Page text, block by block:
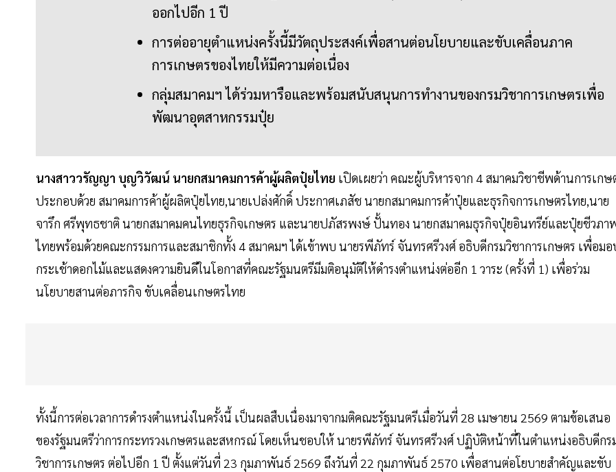
ออกไปอีก 1 ปี
การต่ออายุตำแหน่งครั้งนี้มีวัตถุประสงค์เพื่อสานต่อนโยบายและขับเคลื่อนภาค
การเกษตรของไทยให้มีความต่อเนื่อง
กลุ่มสมาคมฯ ได้ร่วมหารือและพร้อมสนับสนุนการทำงานของกรมวิชาการเกษตรเพื่อ
พัฒนาอุตสาหกรรมปุ๋ย
นางสาววรัญญา บุญวิวัฒน์ นายกสมาคมการค้าผู้ผลิตปุ๋ยไทย เปิดเผยว่า คณะผู้บริหารจาก 4 สมาคมวิชาชีพด้านการเกษ
ประกอบด้วย สมาคมการค้าผู้ผลิตปุ๋ยไทย,นายเปล่งศักดิ์ ประกาศเภสัช นายกสมาคมการค้าปุ๋ยและธุรกิจการเกษตรไทย,นาย
จารึก ศรีพุทธชาติ นายกสมาคมคนไทยธุรกิจเกษตร และนายปภัสรพงษ์ ปั้นทอง นายกสมาคมธุรกิจปุ๋ยอินทรีย์และปุ๋ยชีวภา
ไทยพร้อมด้วยคณะกรรมการและสมาชิกทั้ง 4 สมาคมฯ ได้เข้าพบ นายรพีภัทร์ จันทรศรีวงศ์ อธิบดีกรมวิชาการเกษตร เพื่อม
กระเช้าดอกไม้และแสดงความยินดีในโอกาสที่คณะรัฐมนตรีมีมติอนุมัติให้ดำรงตำแหน่งต่ออีก 1 วาระ (ครั้งที่ 1) เพื่อร่วม
นโยบายสานต่อภารกิจ ขับเคลื่อนเกษตรไทย
ทั้งนี้การต่อเวลาการดำรงตำแหน่งในครั้งนี้ เป็นผลสืบเนื่องมาจากมติคณะรัฐมนตรีเมื่อวันที่ 28 เมษายน 2569 ตามข้อเสนอ
ของรัฐมนตรีว่าการกระทรวงเกษตรและสหกรณ์ โดยเห็นชอบให้ นายรพีภัทร์ จันทรศรีวงศ์ ปฏิบัติหน้าที่ในตำแหน่งอธิบดีกร
วิชาการเกษตร ต่อไปอีก 1 ปี ตั้งแต่วันที่ 23 กุมภาพันธ์ 2569 ถึงวันที่ 22 กุมภาพันธ์ 2570 เพื่อสานต่อโยบายสำคัญและขับ